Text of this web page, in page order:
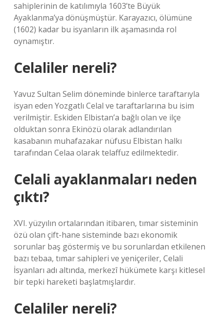
sahiplerinin de katılımıyla 1603’te Büyük
Ayaklanma’ya dönüşmüştür. Karayazıcı, ölümüne
(1602) kadar bu isyanların ilk aşamasında rol
oynamıştır.
Celaliler nereli?
Yavuz Sultan Selim döneminde binlerce taraftarıyla
isyan eden Yozgatlı Celal ve taraftarlarına bu isim
verilmiştir. Eskiden Elbistan’a bağlı olan ve ilçe
olduktan sonra Ekinözü olarak adlandırılan
kasabanın muhafazakar nüfusu Elbistan halkı
tarafından Celaa olarak telaffuz edilmektedir.
Celali ayaklanmaları neden
çıktı?
XVI. yüzyılın ortalarından itibaren, tımar sisteminin
özü olan çift-hane sisteminde bazı ekonomik
sorunlar baş göstermiş ve bu sorunlardan etkilenen
bazı tebaa, tımar sahipleri ve yeniçeriler, Celali
İsyanları adı altında, merkezî hükümete karşı kitlesel
bir tepki hareketi başlatmışlardır.
Celaliler nereli?